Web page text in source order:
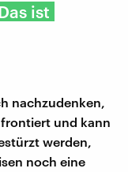
ist
nachzudenken,
und kann
werden,
noch eine